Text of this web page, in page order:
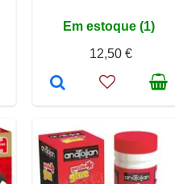
Em estoque (1)
12,50 €